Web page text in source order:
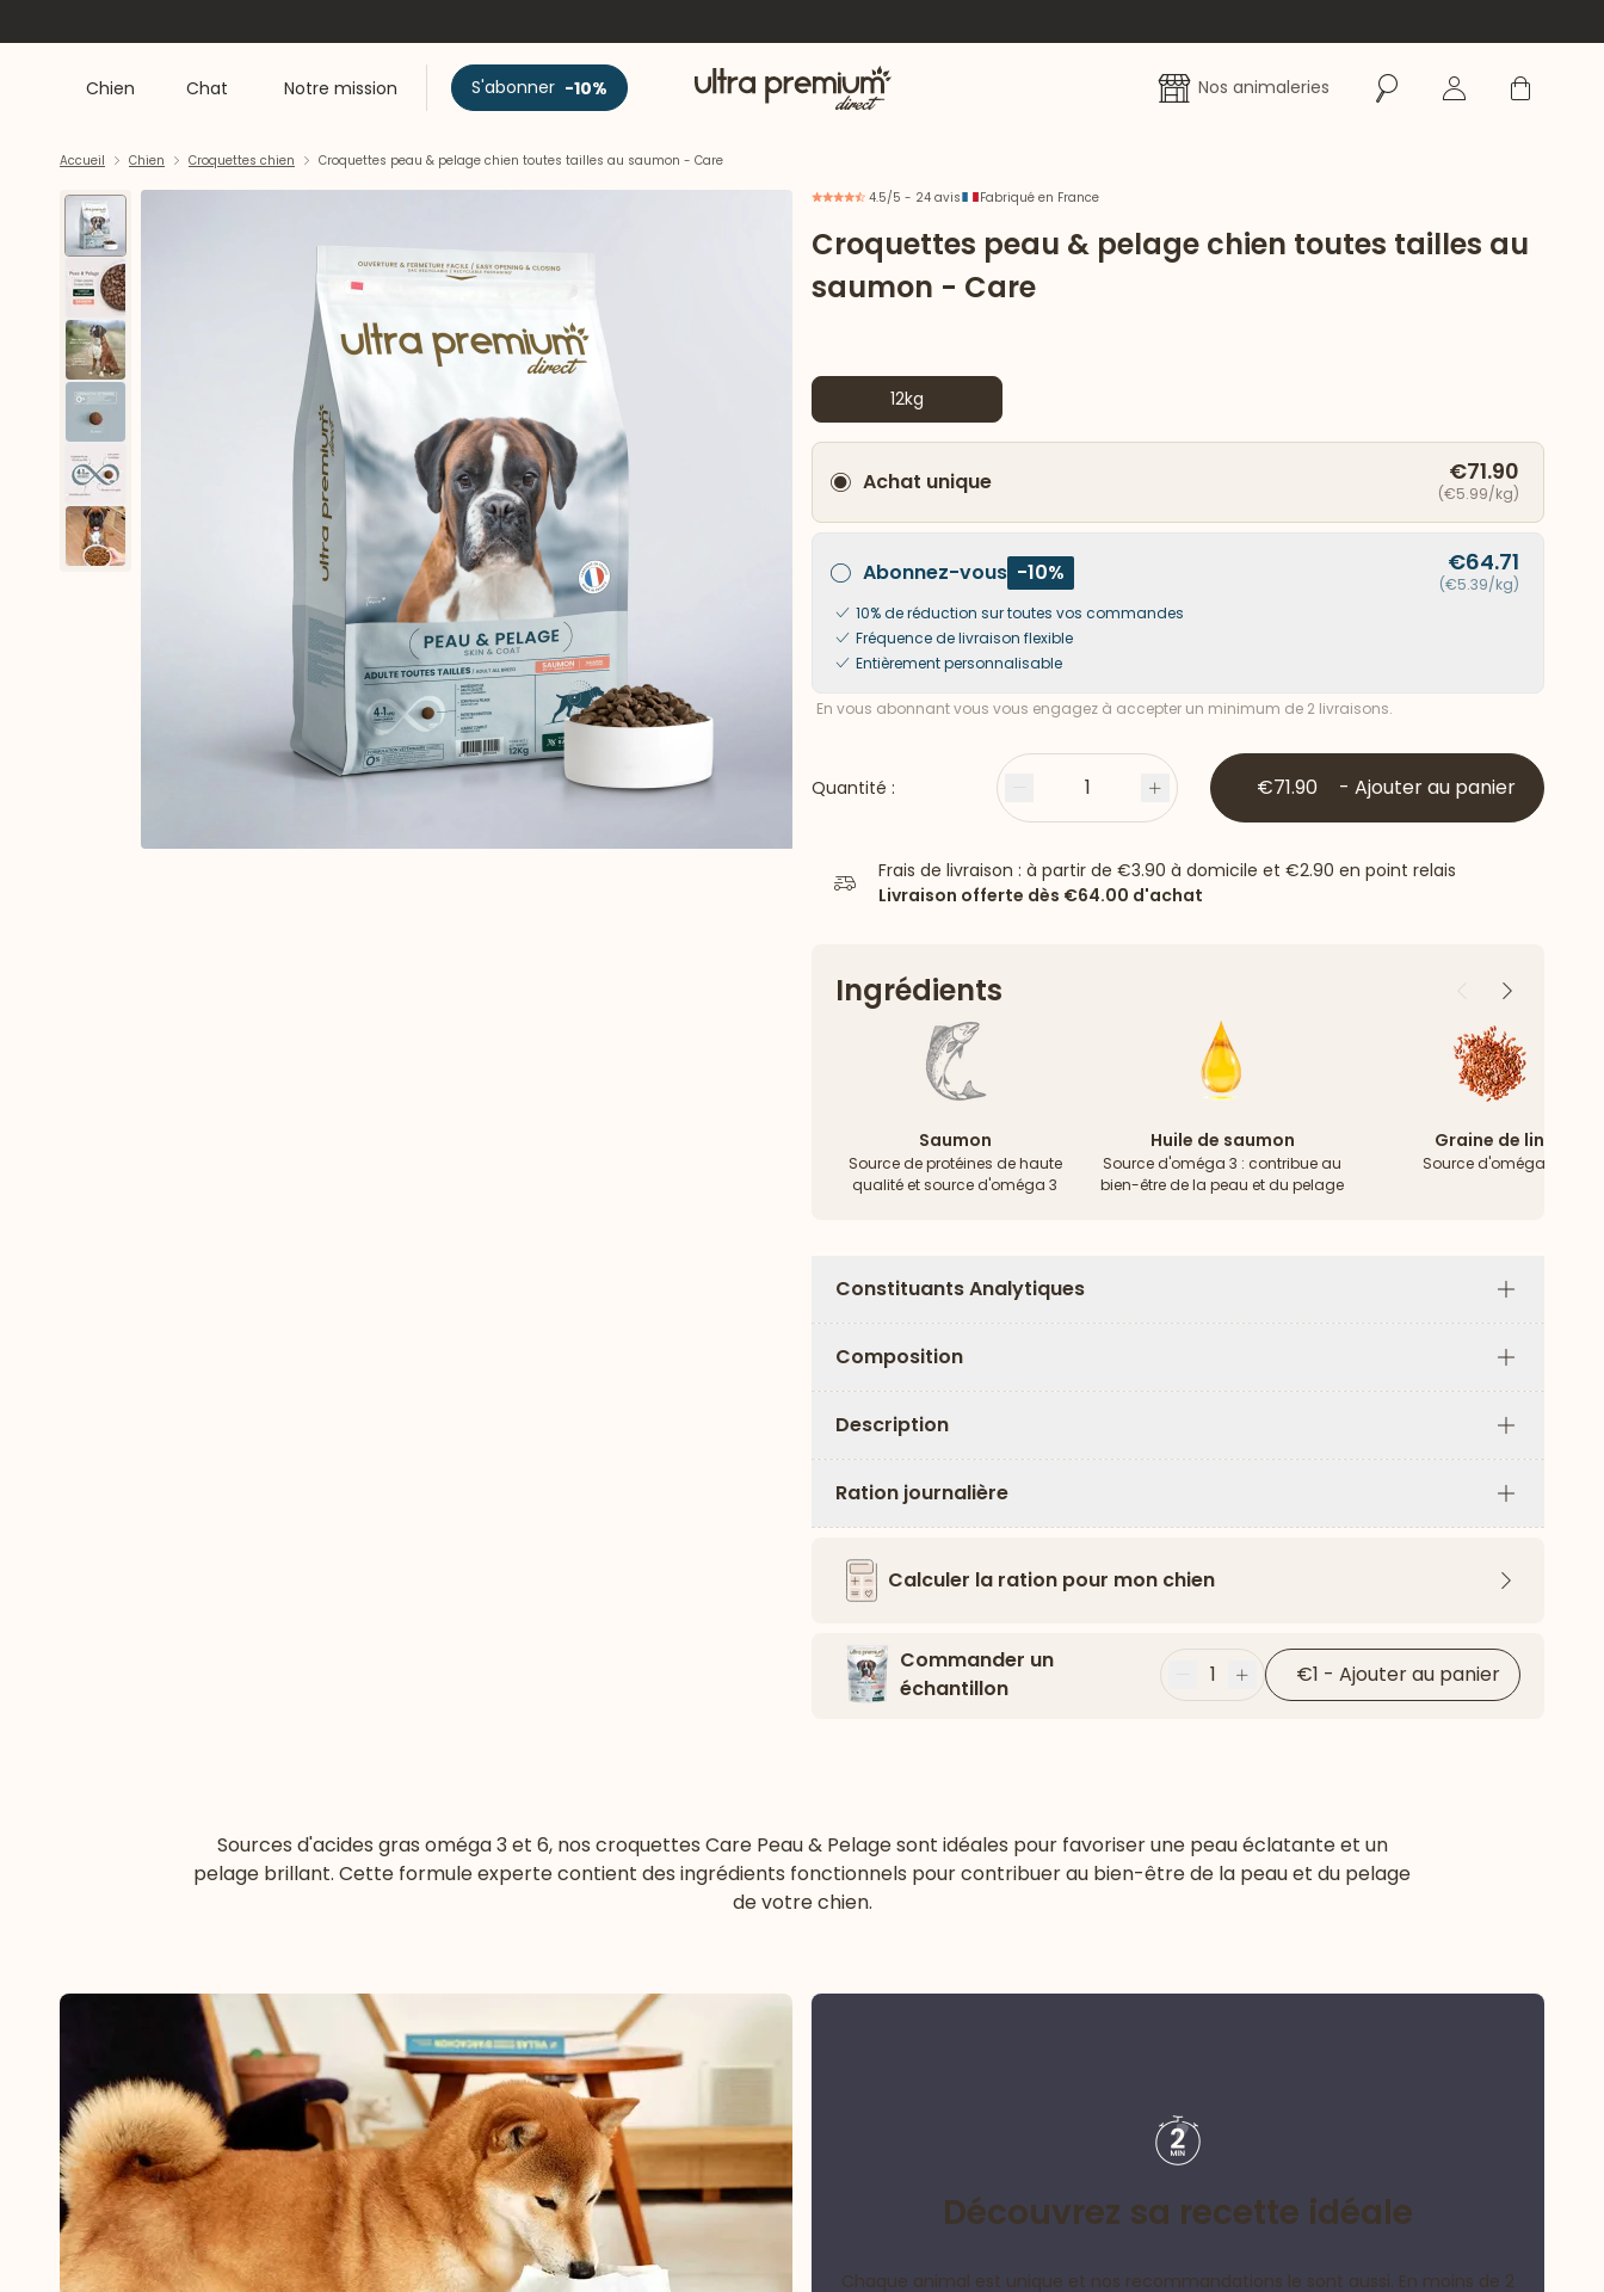
Chien Chat Notre mission S'abonner -10% Accueil Nos animaleries RechercherSe connecter
Panier
Accueil Chien Croquettes chien Croquettes peau & pelage chien toutes tailles au saumon - Care
4.5/5 - 24 avis Fabriqué en France
Croquettes peau & pelage chien toutes tailles au
saumon - Care
12kg
Achat unique €71.90
(€5.99/kg)
Abonnez-vous -10% €64.71
(€5.39/kg)
10% de réduction sur toutes vos commandes
Fréquence de livraison flexible
Entièrement personnalisable
En vous abonnant vous vous engagez à accepter un minimum de 2 livraisons.
Quantité : Moins 1 Plus €71.90 - Ajouter au panier
Frais de livraison : à partir de €3.90 à domicile et €2.90 en point relais
Livraison offerte dès €64.00 d'achat
Ingrédients PrécédentSuivant
Saumon
Source de protéines de haute
qualité et source d'oméga 3
Huile de saumon
Source d'oméga 3 : contribue au
bien-être de la peau et du pelage
Graine de lin
Source d'oméga 3
Constituants Analytiques
Plus
Composition
Plus
Description
Plus
Ration journalière
Plus
Calculer la ration pour mon chien
Commander un
échantillon
Moins
1 Plus €1 - Ajouter au panier
Sources d'acides gras oméga 3 et 6, nos croquettes Care Peau & Pelage sont idéales pour favoriser une peau éclatante et un
pelage brillant. Cette formule experte contient des ingrédients fonctionnels pour contribuer au bien-être de la peau et du pelage
de votre chien.
Découvrez sa recette idéale
Chaque animal est unique et nos recommandations le sont aussi. En moins de 2